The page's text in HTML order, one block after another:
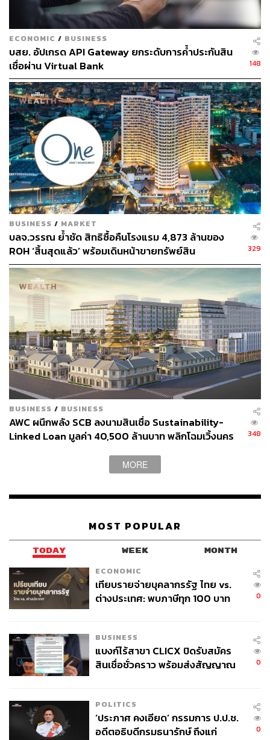
ECONOMIC / BUSINESS
บสย. อัปเกรด API Gateway ยกระดับการค้ำประกันสิน
เชื่อผ่าน Virtual Bank
148
BUSINESS / MARKET
บลจ.วรรณ ย้ำชัด สิทธิซื้อคืนโรงแรม 4,873 ล้านของ
ROH ‘สิ้นสุดแล้ว’ พร้อมเดินหน้าขายทรัพย์สิน
329
BUSINESS / BUSINESS
AWC ผนึกพลัง SCB ลงนามสินเชื่อ Sustainability-
Linked Loan มูลค่า 40,500 ล้านบาท พลิกโฉมเวิ้งนคร
348
MORE
MOST POPULAR
TODAY WEEK MONTH
ECONOMIC
เทียบรายจ่ายบุคลากรรัฐ ไทย vs.
ต่างประเทศ: พบภาษีทุก 100 บาท
0
BUSINESS
แบงก์ไร้สาขา CLICX ปิดรับสมัคร
สินเชื่อชั่วคราว พร้อมส่งสัญญาณ
0
POLITICS
‘ประภาศ คงเอียด’ กรรมการ ป.ป.ช.
อดีตอธิบดีกรมธนารักษ์ ถึงแก่
0